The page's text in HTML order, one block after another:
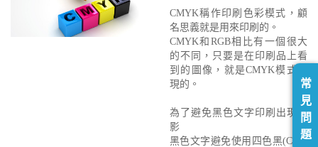
CMYK稱作印刷色彩模式，顧
名思義就是用來印刷的。
CMYK和RGB相比有一個很大
的不同，只要是在印刷品上看
到的圖像，就是CMYK模式表
現的。
為了避免黑色文字印刷出現重
影
黑色文字避免使用四色黑(C100
常
見
問
題